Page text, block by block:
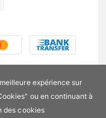
expérience sur
ou en continuant à
des cookies